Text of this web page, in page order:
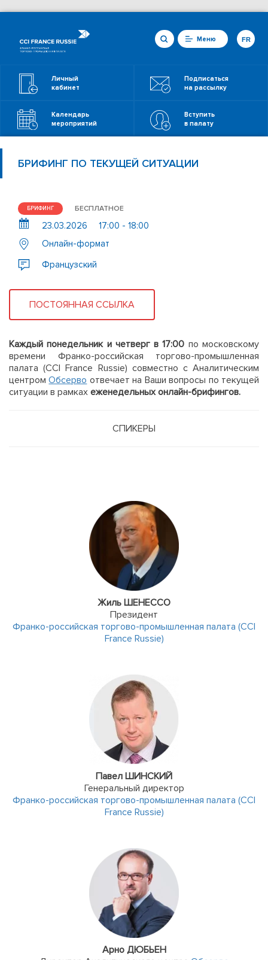
Меню
Личный
кабинет
Подписаться
на рассылку
Календарь
мероприятий
Вступить
в палату
FR
БРИФИНГ ПО ТЕКУЩЕЙ СИТУАЦИИ
БРИФИНГ БЕСПЛАТНОЕ
23.03.2026
17:00 - 18:00
Онлайн-формат
Французский
ПОСТОЯННАЯ ССЫЛКА
Каждый понедельник и четверг в 17:00 по московскому
времени Франко-российская торгово-промышленная
палата (CCI France Russie) совместно с Аналитическим
центромОбсерво отвечает на Ваши вопросы по текущей
ситуации в рамках еженедельных онлайн-брифингов.
СПИКЕРЫ
Жиль ШЕНЕССО
Президент
Франко-российская торгово-промышленная палата (CCI
France Russie)
Павел ШИНСКИЙ
Генеральный директор
Франко-российская торгово-промышленная палата (CCI
France Russie)
Арно ДЮБЬЕН